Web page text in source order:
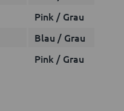
Pink / Grau
Blau / Grau
Pink / Grau